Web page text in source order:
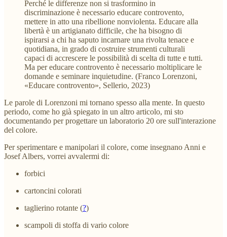
Perché le differenze non si trasformino in
discriminazione è necessario educare controvento,
mettere in atto una ribellione nonviolenta. Educare alla
libertà è un artigianato difficile, che ha bisogno di
ispirarsi a chi ha saputo incarnare una rivolta tenace e
quotidiana, in grado di costruire strumenti culturali
capaci di accrescere le possibilità di scelta di tutte e tutti.
Ma per educare controvento è necessario moltiplicare le
domande e seminare inquietudine. (Franco Lorenzoni,
«Educare controvento», Sellerio, 2023)
Le parole di Lorenzoni mi tornano spesso alla mente. In questo
periodo, come ho già spiegato in un altro articolo, mi sto
documentando per progettare un laboratorio 20 ore sull'interazione
del colore.
Per sperimentare e manipolari il colore, come insegnano Anni e
Josef Albers, vorrei avvalermi di:
forbici
cartoncini colorati
taglierino rotante (?)
scampoli di stoffa di vario colore